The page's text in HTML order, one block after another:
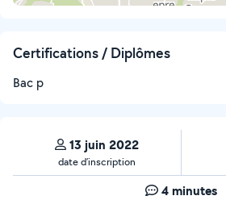
Certifications / Diplômes
Bac p
13 juin 2022
date d’inscription
4 minutes